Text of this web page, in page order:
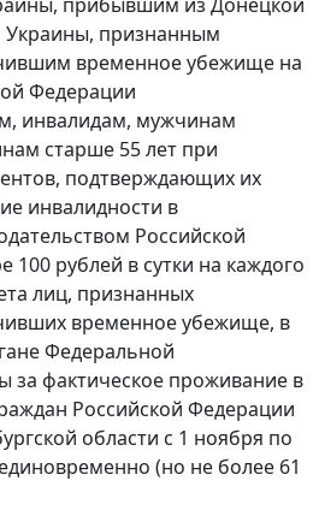
Украины, признанным
временное убежище на
Федерации
инвалидам, мужчинам
старше 55 лет при
подтверждающих их
инвалидности в
Российской
100 рублей в сутки на каждого
лиц, признанных
временное убежище, в
Федеральной
за фактическое проживание в
Российской Федерации
области с 1 ноября по
(но не более 61